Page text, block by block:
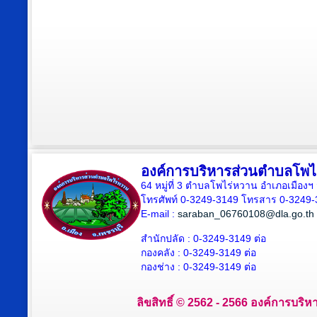
องค์การบริหารส่วนตำบลโพ
64 หมู่ที่ 3 ตำบลโพไร่หวาน อำเภอเมือง
โทรศัพท์ 0-3249-3149 โทรสาร 0-
E-mail : saraban_06760108@dla.go.th
สำนักปลัด : 0-3249-3149 ต่อ
กองคลัง : 0-3249-3149 ต่อ
กองช่าง : 0-3249-3149 ต่อ
ลิขสิทธิ์ © 2562 - 2566 องค์การบริ